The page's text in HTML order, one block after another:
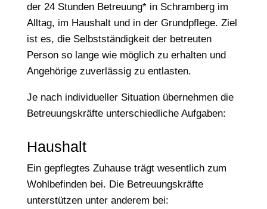
der 24 Stunden Betreuung* in Schramberg im
Alltag, im Haushalt und in der Grundpflege. Ziel
ist es, die Selbstständigkeit der betreuten
Person so lange wie möglich zu erhalten und
Angehörige zuverlässig zu entlasten.
Je nach individueller Situation übernehmen die
Betreuungskräfte unterschiedliche Aufgaben:
Haushalt
Ein gepflegtes Zuhause trägt wesentlich zum
Wohlbefinden bei. Die Betreuungskräfte
unterstützen unter anderem bei: